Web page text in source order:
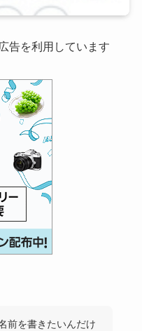
告を利用しています
前を書きたいんだけ